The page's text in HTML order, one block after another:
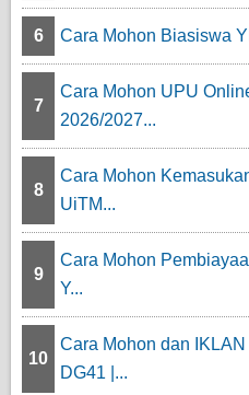
6 Cara Mohon Biasiswa
7
Cara Mohon UPU
2026/2027...
8
Cara Mohon
UiTM...
9
Cara Mohon
Y...
10
Cara Mohon dan
DG41 |...